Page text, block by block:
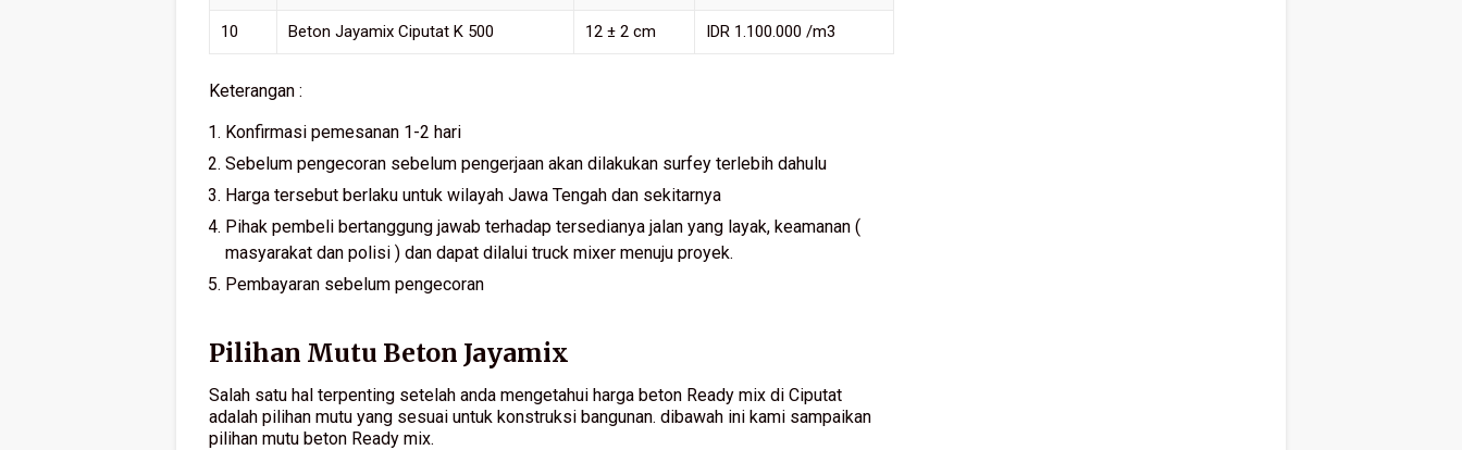
10 Beton Jayamix Ciputat K 500 12 ± 2 cm IDR 1.100.000 /m3
Keterangan :
Konfirmasi pemesanan 1-2 hari
Sebelum pengecoran sebelum pengerjaan akan dilakukan surfey terlebih dahulu
Harga tersebut berlaku untuk wilayah Jawa Tengah dan sekitarnya
Pihak pembeli bertanggung jawab terhadap tersedianya jalan yang layak, keamanan (
masyarakat dan polisi ) dan dapat dilalui truck mixer menuju proyek.
Pembayaran sebelum pengecoran
Pilihan Mutu Beton Jayamix
Salah satu hal terpenting setelah anda mengetahui harga beton Ready mix di Ciputat
adalah pilihan mutu yang sesuai untuk konstruksi bangunan. dibawah ini kami sampaikan
pilihan mutu beton Ready mix.